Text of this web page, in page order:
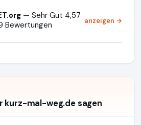
— Sehr Gut 4,57
Bewertungen
anzeigen →
kurz-mal-weg.de sagen